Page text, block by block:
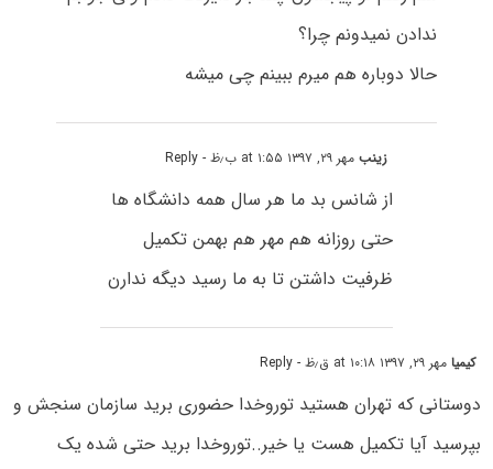
ندادن نمیدونم چرا؟
حالا دوباره هم میرم ببینم چی میشه
زینبمهر ۲۹, ۱۳۹۷ at ۱:۵۵ ب٫ظ - Reply
از شانس بد ما هر سال همه دانشگاه ها
حتی روزانه هم مهر هم بهمن تکمیل
ظرفیت داشتن تا به ما رسید دیگه ندارن
کیمیامهر ۲۹, ۱۳۹۷ at ۱۰:۱۸ ق٫ظ - Reply
دوستانی که تهران هستید توروخدا حضوری برید سازمان سنجش و
بپرسید آیا تکمیل هست یا خیر..‌توروخدا برید حتی شده یک